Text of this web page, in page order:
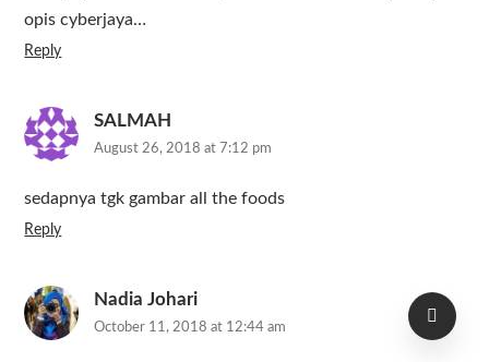
opis cyberjaya…
Reply
SALMAH
August 26, 2018 at 7:12 pm
sedapnya tgk gambar all the foods
Reply
Nadia Johari
October 11, 2018 at 12:44 am